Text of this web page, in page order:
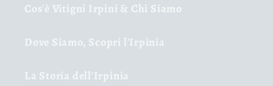
Cos'è Vitigni Irpini & Chi Siamo
Dove Siamo, Scopri l'Irpinia
La Storia dell'Irpinia